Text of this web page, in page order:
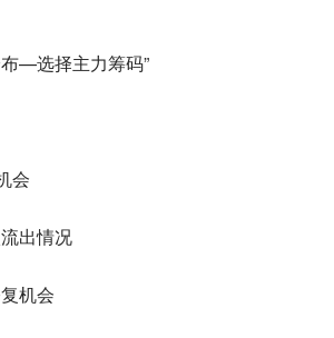
—选择主力筹码”
会
出情况
机会